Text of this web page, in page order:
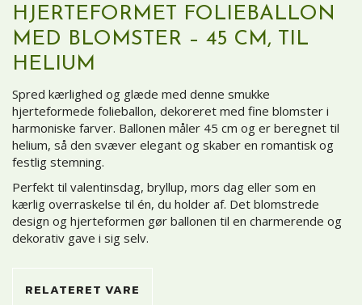
HJERTEFORMET
FOLIEBALLON
MED BLOMSTER – 45 CM, TIL
HELIUM
Spred kærlighed og glæde med denne smukke
hjerteformede folieballon, dekoreret med fine blomster i
harmoniske farver. Ballonen måler 45 cm og er beregnet til
helium, så den svæver elegant og skaber en romantisk og
festlig stemning.
Perfekt til valentinsdag, bryllup, mors dag eller som en
kærlig overraskelse til én, du holder af. Det blomstrede
design og hjerteformen gør ballonen til en charmerende og
dekorativ gave i sig selv.
RELATERET VARE